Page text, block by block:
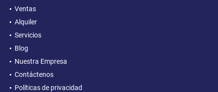
Ventas
Alquiler
Servicios
Blog
Nuestra Empresa
Contáctenos
Políticas de privacidad